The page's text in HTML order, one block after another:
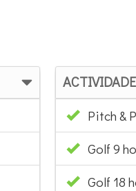
Pitch &
Golf 9
Golf 18